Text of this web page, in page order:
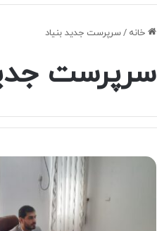
خانه /سرپرست جدید بنیاد
سرپرست